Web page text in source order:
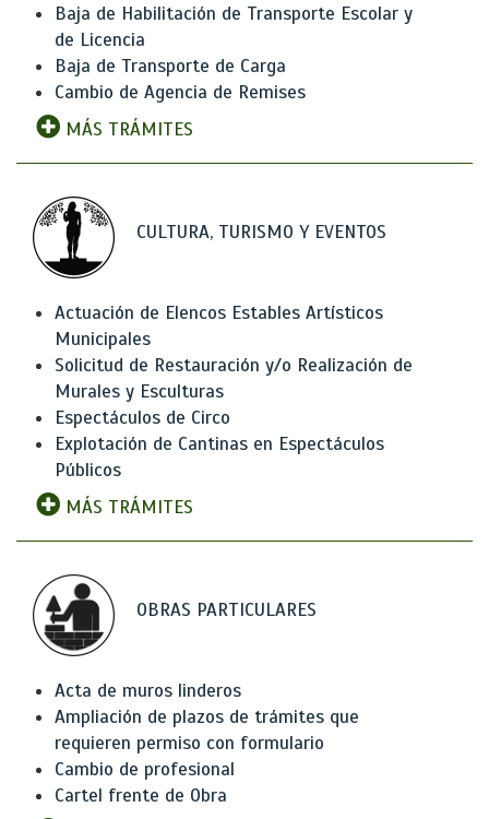
Baja de Habilitación de Transporte Escolar y
de Licencia
Baja de Transporte de Carga
Cambio de Agencia de Remises
MÁS TRÁMITES
CULTURA, TURISMO Y EVENTOS
Actuación de Elencos Estables Artísticos
Municipales
Solicitud de Restauración y/o Realización de
Murales y Esculturas
Espectáculos de Circo
Explotación de Cantinas en Espectáculos
Públicos
MÁS TRÁMITES
OBRAS PARTICULARES
Acta de muros linderos
Ampliación de plazos de trámites que
requieren permiso con formulario
Cambio de profesional
Cartel frente de Obra